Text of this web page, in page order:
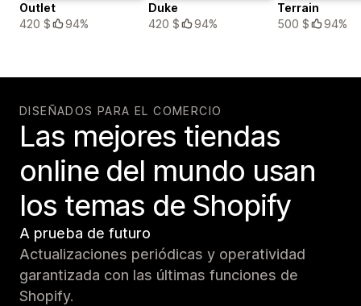
Outlet
420 $
94%
Duke
420 $
94%
Terrain
500 $
94%
DISEÑADOS PARA EL COMERCIO
Las mejores tiendas
online del mundo usan
los temas de Shopify
A prueba de futuro
Actualizaciones periódicas y operatividad
garantizada con las últimas funciones de
Shopify.